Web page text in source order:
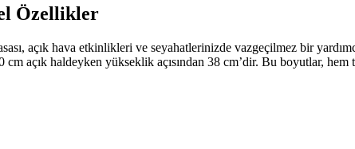
Özellikler
açık hava etkinlikleri ve seyahatlerinizde vazgeçilmez bir
cm açık haldeyken yükseklik açısından 38 cm’dir. Bu boyutlar,